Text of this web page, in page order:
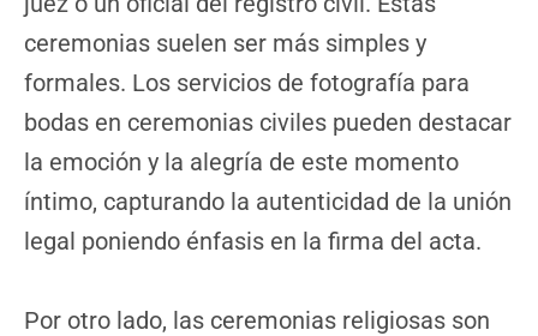
ceremonias suelen ser más simples y
formales. Los servicios de fotografía para
bodas en ceremonias civiles pueden destacar
la emoción y la alegría de este momento
íntimo, capturando la autenticidad de la unión
legal poniendo énfasis en la firma del acta.
Por otro lado, las ceremonias religiosas son